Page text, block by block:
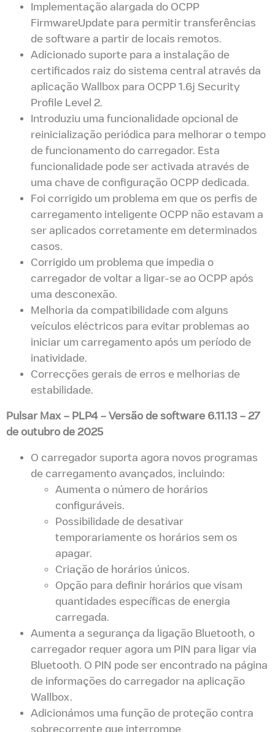
Implementação alargada do OCPP
FirmwareUpdate para permitir transferências
de software a partir de locais remotos.
Adicionado suporte para a instalação de
certificados raiz do sistema central através da
aplicação Wallbox para OCPP 1.6j Security
Profile Level 2.
Introduziu uma funcionalidade opcional de
reinicialização periódica para melhorar o tempo
de funcionamento do carregador. Esta
funcionalidade pode ser activada através de
uma chave de configuração OCPP dedicada.
Foi corrigido um problema em que os perfis de
carregamento inteligente OCPP não estavam a
ser aplicados corretamente em determinados
casos.
Corrigido um problema que impedia o
carregador de voltar a ligar-se ao OCPP após
uma desconexão.
Melhoria da compatibilidade com alguns
veículos eléctricos para evitar problemas ao
iniciar um carregamento após um período de
inatividade.
Correcções gerais de erros e melhorias de
estabilidade.
Pulsar Max – PLP4– Versão de software 6.11.13 – 27
de outubro de 2025
O carregador suporta agora novos programas
de carregamento avançados, incluindo:
Aumenta o número de horários
configuráveis.
Possibilidade de desativar
temporariamente os horários sem os
apagar.
Criação de horários únicos.
Opção para definir horários que visam
quantidades específicas de energia
carregada.
Aumenta a segurança da ligação Bluetooth, o
carregador requer agora um PIN para ligar via
Bluetooth. O PIN pode ser encontrado na página
de informações do carregador na aplicação
Wallbox.
Adicionámos uma função de proteção contra
sobrecorrente que interrompe